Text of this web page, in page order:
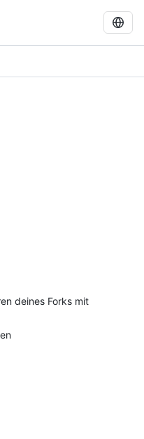
deines Forks mit